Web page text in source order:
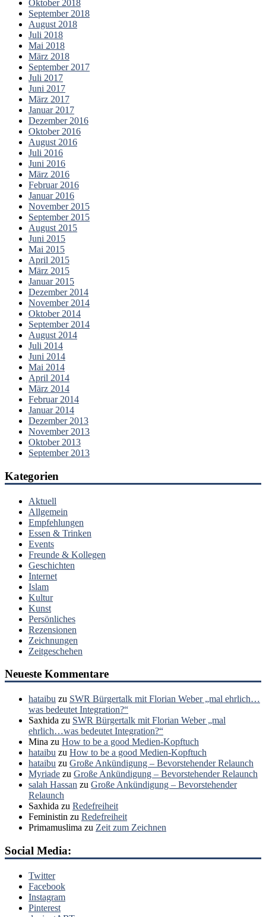
Oktober 2018
September 2018
August 2018
Juli 2018
Mai 2018
März 2018
September 2017
Juli 2017
Juni 2017
März 2017
Januar 2017
Dezember 2016
Oktober 2016
August 2016
Juli 2016
Juni 2016
März 2016
Februar 2016
Januar 2016
November 2015
September 2015
August 2015
Juni 2015
Mai 2015
April 2015
März 2015
Januar 2015
Dezember 2014
November 2014
Oktober 2014
September 2014
August 2014
Juli 2014
Juni 2014
Mai 2014
April 2014
März 2014
Februar 2014
Januar 2014
Dezember 2013
November 2013
Oktober 2013
September 2013
Kategorien
Aktuell
Allgemein
Empfehlungen
Essen & Trinken
Events
Freunde & Kollegen
Geschichten
Internet
Islam
Kultur
Kunst
Persönliches
Rezensionen
Zeichnungen
Zeitgeschehen
Neueste Kommentare
hataibu zu SWR Bürgertalk mit Florian Weber „mal ehrlich…
was bedeutet Integration?“
Saxhida zu SWR Bürgertalk mit Florian Weber „mal
ehrlich…was bedeutet Integration?“
Mina zu How to be a good Medien-Kopftuch
hataibu zu How to be a good Medien-Kopftuch
hataibu zu Große Ankündigung – Bevorstehender Relaunch
Myriade zu Große Ankündigung – Bevorstehender Relaunch
salah Hassan zu Große Ankündigung – Bevorstehender
Relaunch
Saxhida zu Redefreiheit
Feministin zu Redefreiheit
Primamuslima zu Zeit zum Zeichnen
Social Media:
Twitter
Facebook
Instagram
Pinterest